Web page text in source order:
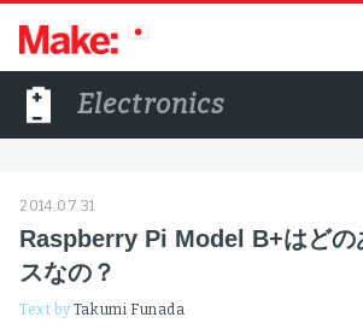
Electronics
2014.07.31
Raspberry Pi Model B+はどの
スなの？
Text byTakumi Funada